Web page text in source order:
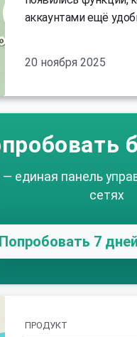
аккаунтами ещё
20 ноября 2025
— единая панель
сетях
Попробовать 7
ПРОДУКТ